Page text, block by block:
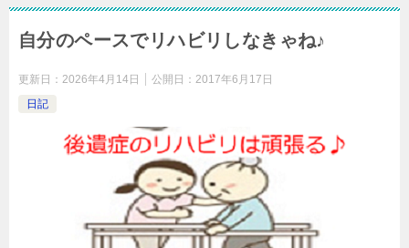
自分のペースでリハビリしなきゃね♪
更新日： 2026年4月14日 公開日： 2017年6月17日
日記